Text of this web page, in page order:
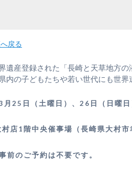
戻る
遺産登録された「長崎と天草地方
内の子どもたちや若い世代にも世
月25日（土曜日）、26日（日曜日
店1階中央催事場（長崎県大村市
前のご予約は不要です。